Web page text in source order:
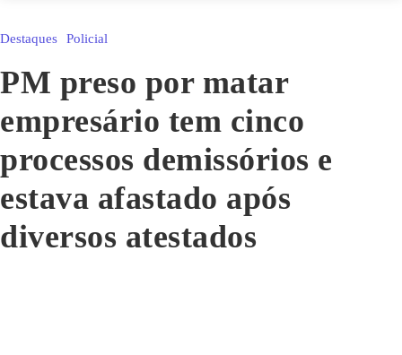
Destaques Policial
PM preso por matar
empresário tem cinco
processos demissórios e
estava afastado após
diversos atestados